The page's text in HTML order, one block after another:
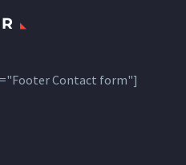
Contact form"]